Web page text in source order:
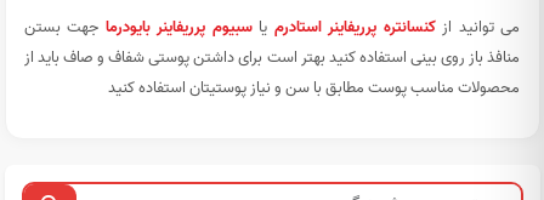
می توانید ازکنسانتره پرریفاینر استادرم یاسبیوم پرریفاینر بایودرما جهت بستن
منافذ باز روی بینی استفاده کنید بهتر است برای داشتن پوستی شفاف و صاف باید از
محصولات مناسب پوست مطابق با سن و نیاز پوستیتان استفاده کنید